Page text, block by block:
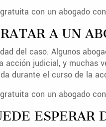
con un abogado
A UN
del caso. Algunos
acción judicial, y muchas
durante el curso de la
con un abogado
ESPERAR